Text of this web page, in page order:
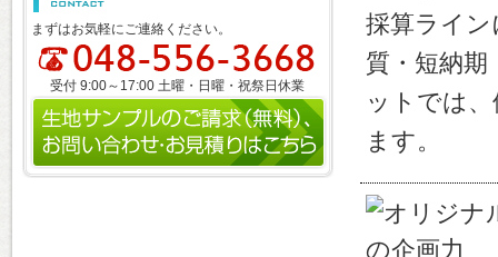
採算ライ
質・短納
ットでは
ます。
まずはお気軽にご連絡ください。
受付 9:00～17:00 土曜・日曜・祝祭日休業